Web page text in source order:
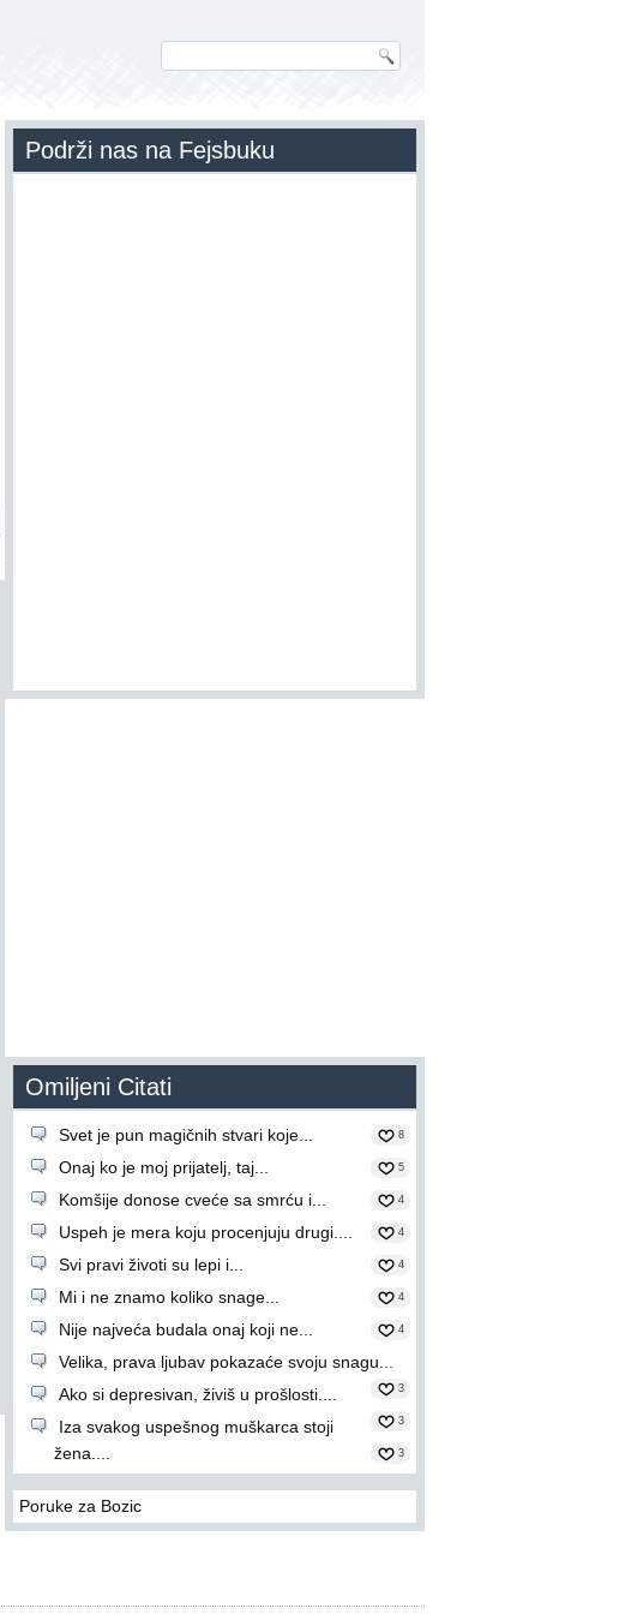
Podrži nas na Fejsbuku
Omiljeni Citati
Svet je pun magičnih stvari koje... 8
Onaj ko je moj prijatelj, taj... 5
Komšije donose cveće sa smrću i... 4
Uspeh je mera koju procenjuju drugi.... 4
Svi pravi životi su lepi i... 4
Mi i ne znamo koliko snage... 4
Nije najveća budala onaj koji ne... 4
Velika, prava ljubav pokazaće svoju snagu...
3
Ako si depresivan, živiš u prošlosti....
3
Iza svakog uspešnog muškarca stoji
žena....
3
Poruke za Bozic